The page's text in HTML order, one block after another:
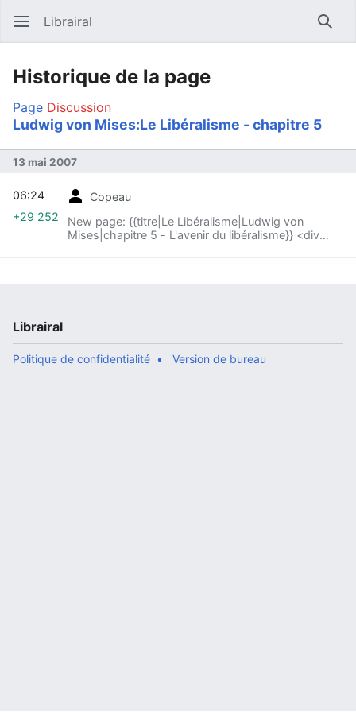
Ouvrir le menu principal Librairal
Historique de la page
Page Discussion
Ludwig von Mises:Le Libéralisme - chapitre 5
13 mai 2007
Copeau
New page: {{titre|Le Libéralisme|Ludwig von
Mises|chapitre 5 - L'avenir du libéralisme}} <div
06:24
+29 252
Librairal
Politique de confidentialité Version de bureau